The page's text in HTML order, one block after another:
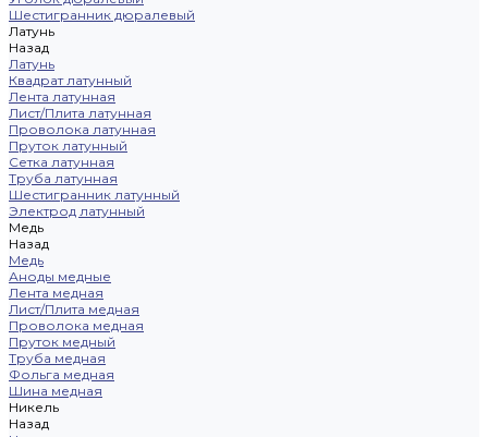
Шестигранник дюралевый
Латунь
Назад
Латунь
Квадрат латунный
Лента латунная
Лист/Плита латунная
Проволока латунная
Пруток латунный
Сетка латунная
Труба латунная
Шестигранник латунный
Электрод латунный
Медь
Назад
Медь
Аноды медные
Лента медная
Лист/Плита медная
Проволока медная
Пруток медный
Труба медная
Фольга медная
Шина медная
Никель
Назад